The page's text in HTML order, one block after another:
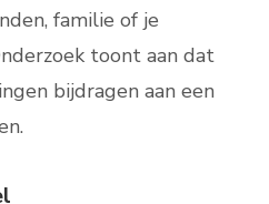
familie of je
toont aan dat
bijdragen aan een